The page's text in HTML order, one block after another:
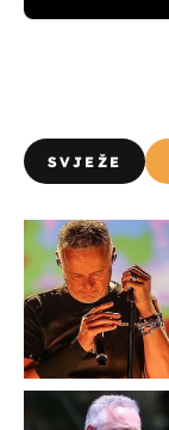
SVJEŽE